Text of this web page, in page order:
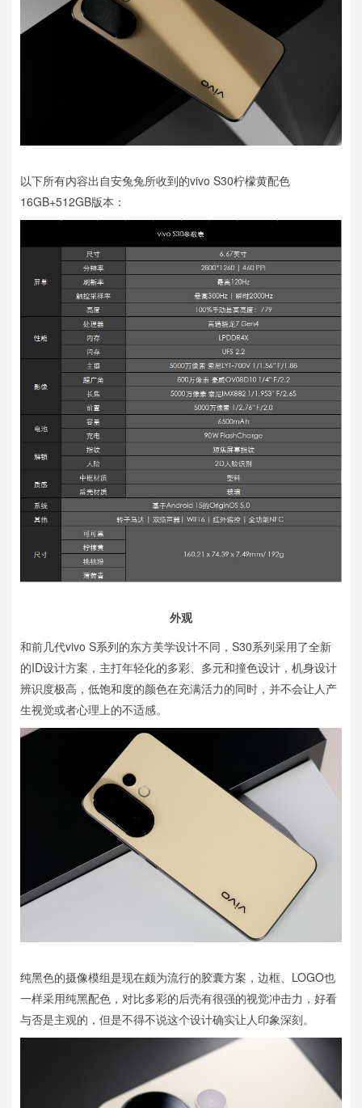
以下所有内容出自安兔兔所收到的vivo S30柠檬黄配色
16GB+512GB版本：
外观
和前几代vivo S系列的东方美学设计不同，S30系列采用了全新
的ID设计方案，主打年轻化的多彩、多元和撞色设计，机身设计
辨识度极高，低饱和度的颜色在充满活力的同时，并不会让人产
生视觉或者心理上的不适感。
纯黑色的摄像模组是现在颇为流行的胶囊方案，边框、LOGO也
一样采用纯黑配色，对比多彩的后壳有很强的视觉冲击力，好看
与否是主观的，但是不得不说这个设计确实让人印象深刻。